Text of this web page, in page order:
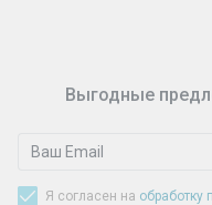
Выгодные
Я согласен на обработку